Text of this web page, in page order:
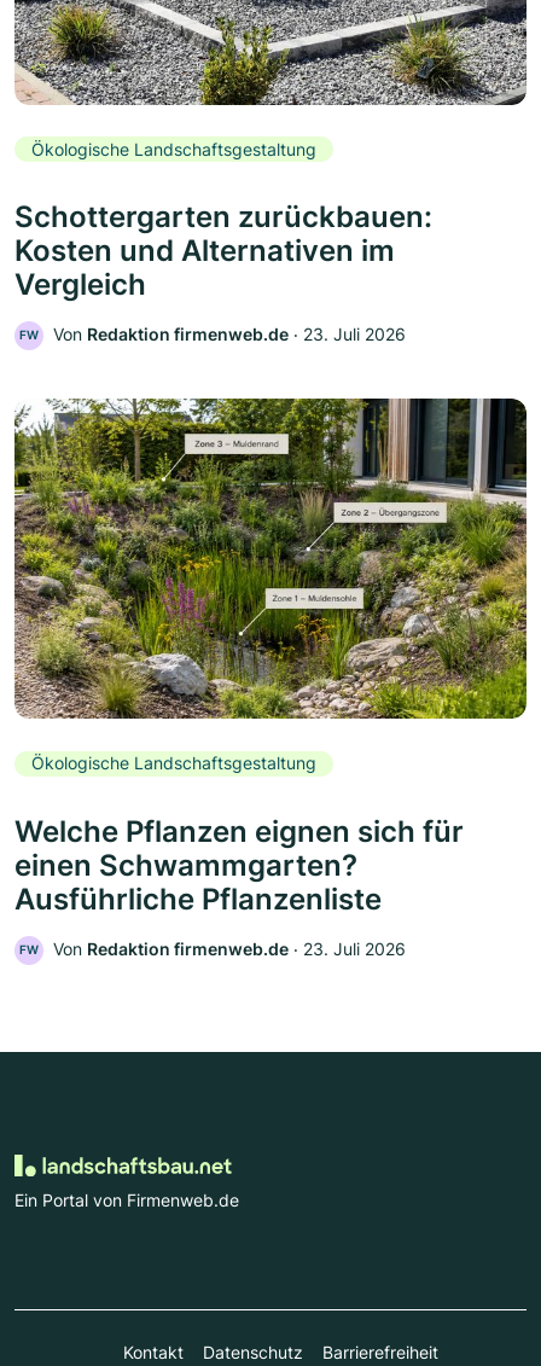
Ökologische Landschaftsgestaltung
Schottergarten zurückbauen:
Kosten und Alternativen im
Vergleich
FW Von Redaktion firmenweb.de ‧ 23. Juli 2026
Ökologische Landschaftsgestaltung
Welche Pflanzen eignen sich für
einen Schwammgarten?
Ausführliche Pflanzenliste
FW Von Redaktion firmenweb.de ‧ 23. Juli 2026
Ein Portal von Firmenweb.de
Kontakt Datenschutz Barrierefreiheit